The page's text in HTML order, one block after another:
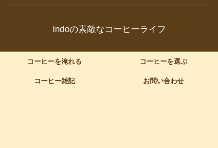
Indoの素敵なコーヒーライフ
コーヒーを淹れる コーヒーを選ぶ
コーヒー雑記 お問い合わせ